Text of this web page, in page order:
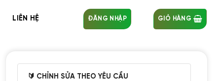
LIÊN HỆ ĐĂNG NHẬP GIỎ HÀNG
🔰 CHỈNH SỬA THEO YÊU CẦU